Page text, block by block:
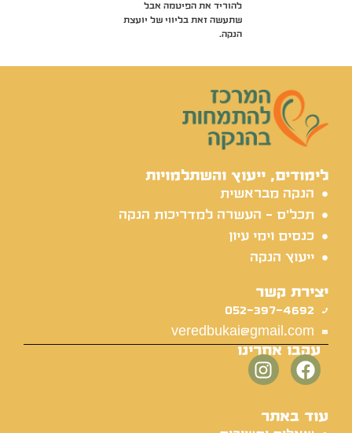
להוריד את הפיטמה אבל
שתעשה זאת בליווי של יועצת
הנקה.
לימודים, ייעוץ והשתלמויות
הנקה מבראשית
תכל'ס - העשרה למדריכות הנקה
כנסים וימי עיון
ייעוץ הנקה
יצירת קשר
052-397-4692
veredbukai@gmail.com
עקבו אחרינו
עוד באתר